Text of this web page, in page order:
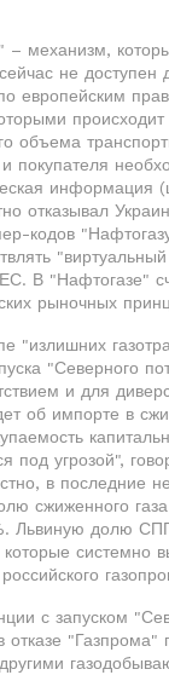
– механизм,
не доступен
европейским
происходит
объема
покупателя
информация
отказывал
кодов
В "Нафтогазе"
рыночных
"излишних
"Северного
и для
об импорте в
под угрозой",
в последние
сжиженного газа
Львиную долю
системно
с запуском
отказе "Газпрома"